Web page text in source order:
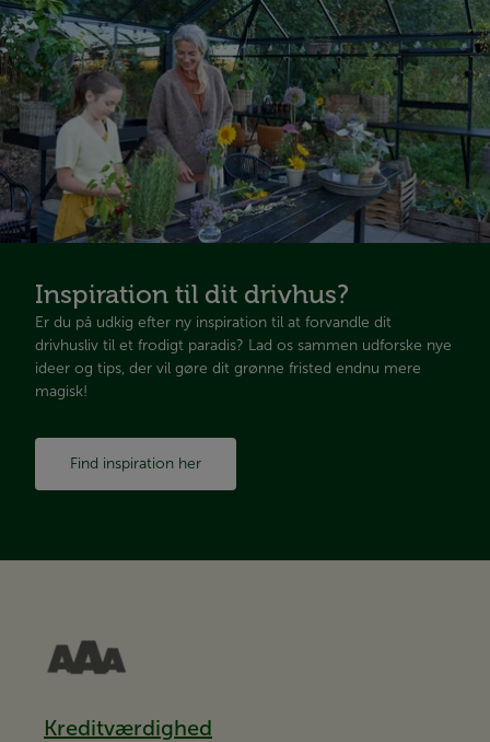
Inspiration til dit drivhus?
Er du på udkig efter ny inspiration til at forvandle dit
drivhusliv til et frodigt paradis? Lad os sammen udforske nye
ideer og tips, der vil gøre dit grønne fristed endnu mere
magisk!
Find inspiration her
Kreditværdighed